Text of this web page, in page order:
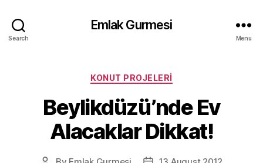
Search
Emlak Gurmesi
Menu
Categories
KONUT PROJELERI
Beylikdüzü’nde Ev
Alacaklar Dikkat!